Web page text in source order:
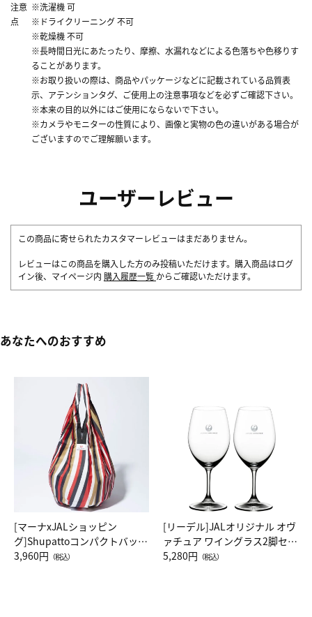
注意
点
※洗濯機 可
※ドライクリーニング 不可
※乾燥機 不可
※長時間日光にあたったり、摩擦、水漏れなどによる色落ちや色移りす
ることがあります。
※お取り扱いの際は、商品やパッケージなどに記載されている品質表
示、アテンションタグ、ご使用上の注意事項などを必ずご確認下さい。
※本来の目的以外にはご使用にならないで下さい。
※カメラやモニターの性質により、画像と実物の色の違いがある場合が
ございますのでご理解願います。
ユーザーレビュー
この商品に寄せられたカスタマーレビューはまだありません。
レビューはこの商品を購入した方のみ投稿いただけます。購入商品はログ
イン後、マイページ内 購入履歴一覧 からご確認いただけます。
あなたへのおすすめ
[マーナxJALショッピン
グ]Shupattoコンパクトバッグ
Drop JAL客室乗務員（LC）ス
3,960円 （税込）
[リーデル]JALオリジナル オヴ
ァチュア ワイングラス2脚セッ
ト（レッドワイン）
5,280円 （税込）